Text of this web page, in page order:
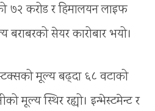
७२ करोड र हिमालयन लाइफ
बराबरको सेयर कारोबार भयो।
मूल्य बढ्दा ६८ वटाको
मूल्य स्थिर रह्यो। इन्भेस्टमेन्ट र